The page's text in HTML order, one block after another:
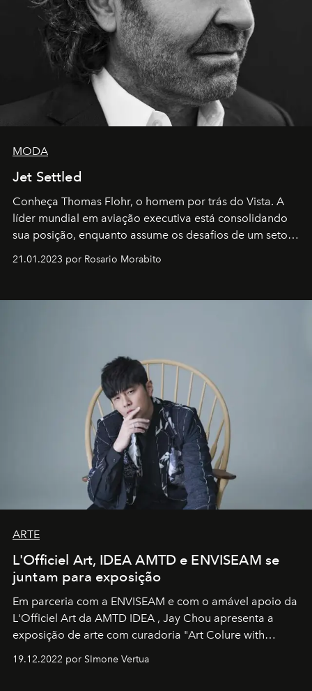
MODA
Jet Settled
Conheça Thomas Flohr, o homem por trás do Vista. A
líder mundial em aviação executiva está consolidando
sua posição, enquanto assume os desafios de um setor
21.01.2023 por Rosario Morabito
ARTE
L'Officiel Art, IDEA AMTD e ENVISEAM se
juntam para exposição
Em parceria com a ENVISEAM e com o amável apoio da
L'Officiel Art da AMTD IDEA , Jay Chou apresenta a
exposição de arte com curadoria "Art Colure with
19.12.2022 por SImone Vertua